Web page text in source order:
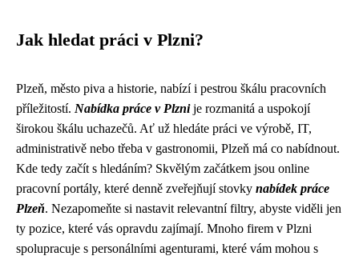
Jak hledat práci v Plzni?
Plzeň, město piva a historie, nabízí i pestrou škálu pracovních
příležitostí. Nabídka práce v Plznije rozmanitá a uspokojí
širokou škálu uchazečů. Ať už hledáte práci ve výrobě, IT,
administrativě nebo třeba v gastronomii, Plzeň má co nabídnout.
Kde tedy začít s hledáním? Skvělým začátkem jsou online
pracovní portály, které denně zveřejňují stovky nabídek práce
Plzeň. Nezapomeňte si nastavit relevantní filtry, abyste viděli jen
ty pozice, které vás opravdu zajímají. Mnoho firem v Plzni
spolupracuje s personálními agenturami, které vám mohou s